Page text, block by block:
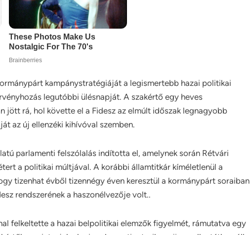
kampánystratégiáját a legismertebb hazai politikai
legutóbbi ülésnapját. A szakértő egy heves
jött rá, hol követte el a Fidesz az elmúlt időszak legnagyobb
az új ellenzéki kihívóval szemben.
parlamenti felszólalás indította el, amelynek során Rétvári
a politikai múltjával. A korábbi államtitkár kíméletlenül a
tizenhat évből tizennégy éven keresztül a kormánypárt soraiban
rendszerének a haszonélvezője volt..
felkeltette a hazai belpolitikai elemzők figyelmét, rámutatva egy